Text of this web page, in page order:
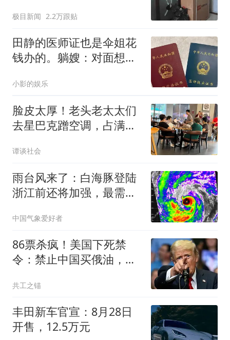
极目新闻 2.2万跟贴
田静的医师证也是伞姐花
钱办的。躺嫂：对面想给
小影的娱乐
脸皮太厚！老头老太太们
去星巴克蹭空调，占满座
空调还不走人，网友：给
子女丢脸了！
谭谈社会
雨台风来了：白海豚登陆
浙江前还将加强，最需警
中国气象爱好者
86票杀疯！美国下死禁
令：禁止中国买俄油，对
共工之锚
丰田新车官宣：8月28日
开售，12.5万元